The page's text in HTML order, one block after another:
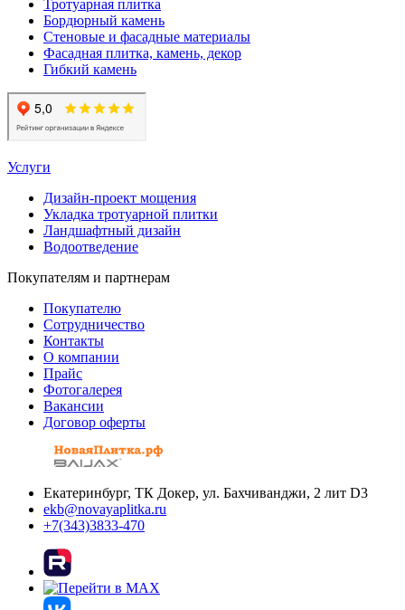
Тротуарная плитка
Бордюрный камень
Стеновые и фасадные материалы
Фасадная плитка, камень, декор
Гибкий камень
Услуги
Дизайн-проект мощения
Укладка тротуарной плитки
Ландшафтный дизайн
Водоотведение
Покупателям и партнерам
Покупателю
Сотрудничество
Контакты
О компании
Прайс
Фотогалерея
Вакансии
Договор оферты
Екатеринбург, ТК Докер, ул. Бахчиванджи, 2 лит D3
ekb@novayaplitka.ru
+7(343)3833-470